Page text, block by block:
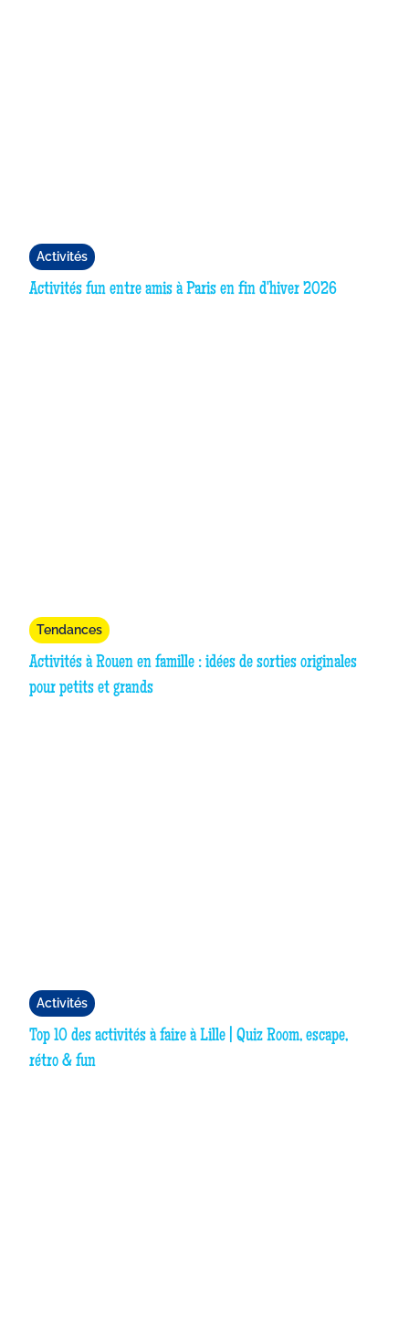
Activités
Activités fun entre amis à Paris en fin d'hiver 2026
Tendances
Activités à Rouen en famille : idées de sorties originales
pour petits et grands
Activités
Top 10 des activités à faire à Lille | Quiz Room, escape,
rétro & fun